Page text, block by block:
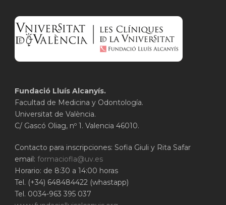
Fundació Lluís Alcanyís.
Facultad de Medicina y Odontología.
Universitat de València.
C/ Gascó Oliag, nº 1. Valencia 46010.
Contacto para inscripciones: Sofia Giuli y Rita Safar
email: formaciofla@uv.es
Horario: de 8:30 a 14:00 horas
Tel. (+34) 648484422 (whastapp)
Tel. 0034-963 395 037